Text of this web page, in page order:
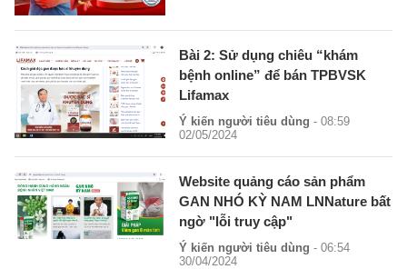
Bài 2: Sử dụng chiêu “khám
bệnh online” để bán TPBVSK
Lifamax
Ý kiến người tiêu dùng - 08:59
02/05/2024
Website quảng cáo sản phẩm
GAN NHÓ KỲ NAM LNNature bất
ngờ "lỗi truy cập"
Ý kiến người tiêu dùng - 06:54
30/04/2024